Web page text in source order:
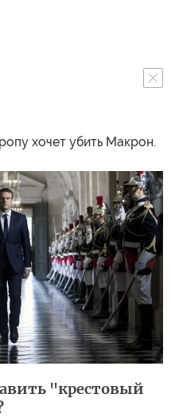
хочет убить Макрон.
"крестовый